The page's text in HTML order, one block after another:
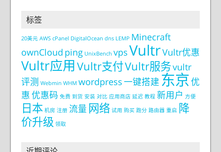
标签
20美元 AWS cPanel DigitalOcean dns LEMP Minecraft
ownCloud ping UnixBench vpsVultrVultr优惠
Vultr应用Vultr支付Vultr服务vultr
评测 Webmin WHM wordpress一键搭建 东京优
惠优惠码 免费 到货 安装 对比 应用商店 延迟 教程 新用户 方便
日本 机房 注册 流量 网络 试用 购买 跑分 路由器 重启 降
价升级 领取